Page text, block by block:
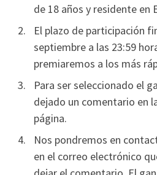
de 18 años y residente en
El plazo de participación
septiembre a las 23:59
premiaremos a los más
Para ser seleccionado el
dejado un comentario en
página.
Nos pondremos en
en el correo electrónico